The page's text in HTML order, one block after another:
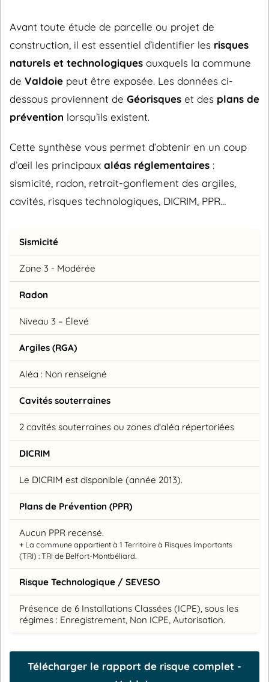
Avant toute étude de parcelle ou projet de
construction, il est essentiel d’identifier les risques
naturels et technologiques auxquels la commune
de Valdoie peut être exposée. Les données ci-
dessous proviennent de Géorisques et des plans de
prévention lorsqu’ils existent.
Cette synthèse vous permet d’obtenir en un coup
d’œil les principaux aléas réglementaires :
sismicité, radon, retrait-gonflement des argiles,
cavités, risques technologiques, DICRIM, PPR…
Sismicité
Zone 3 - Modérée
Radon
Niveau 3 – Élevé
Argiles (RGA)
Aléa : Non renseigné
Cavités souterraines
2 cavités souterraines ou zones d'aléa répertoriées
DICRIM
Le DICRIM est disponible (année 2013).
Plans de Prévention (PPR)
Aucun PPR recensé.
+ La commune appartient à 1 Territoire à Risques Importants
(TRI) : TRI de Belfort-Montbéliard.
Risque Technologique / SEVESO
Présence de 6 Installations Classées (ICPE), sous les
régimes : Enregistrement, Non ICPE, Autorisation.
Télécharger le rapport de risque complet -